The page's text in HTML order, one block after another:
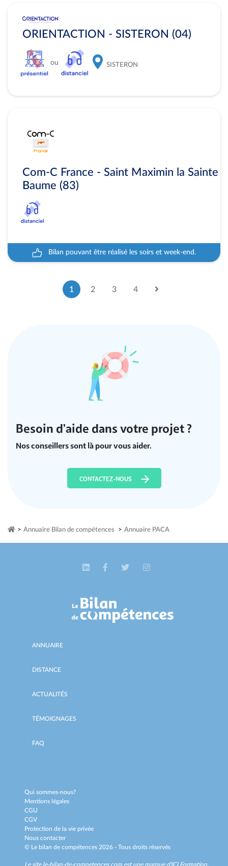
ORIENTACTION - SISTERON (04)
ou SISTERON
Com-C France - Saint Maximin la Sainte
Baume (83)
Bilan pouvant être réalisé les soirs et week-end.
1 2 3 4
Besoin d’aide dans votre projet ?
Nos conseillers sont là pour vous aider.
CONTACTEZ-NOUS
> Annuaire Bilan de compétences > Annuaire PACA
ANNUAIRE
DISTANCE
ACTUALITÉS
TÉMOIGNAGES
FAQ
Qui sommes-nous?
Mentions légales
CGU
CGV
Protection de la vie privée
Nous contacter
© Le bilan de compétences 2026 - Tous droits réservés
Le site le-bilan-de-competences.com est une marque d'ICI Formation.